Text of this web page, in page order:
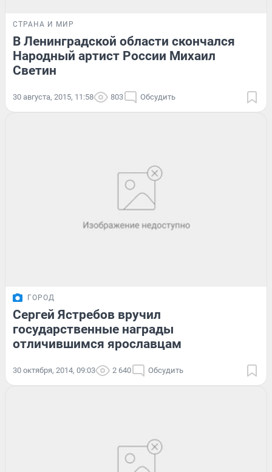
СТРАНА И МИР
В Ленинградской области скончался
Народный артист России Михаил
Светин
30 августа, 2015, 11:58 803 Обсудить
ГОРОД
Сергей Ястребов вручил
государственные награды
отличившимся ярославцам
30 октября, 2014, 09:03 2 640 Обсудить